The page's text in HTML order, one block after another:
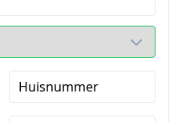
Huisnummer